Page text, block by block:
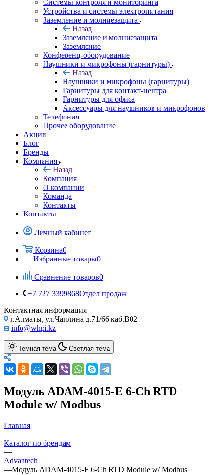
Системы контроля и мониторинга
Устройства и системы электропитания
Заземление и молниезащита
Назад
Заземление и молниезащита
Заземление
Конференц-оборудование
Наушники и микрофоны (гарнитуры)
Назад
Наушники и микрофоны (гарнитуры)
Гарнитуры для контакт-центра
Гарнитуры для офиса
Аксессуары для наушников и микрофонов
Телефония
Прочее оборудование
Акции
Блог
Бренды
Компания
Назад
Компания
О компании
Команда
Контакты
Контакты
Личный кабинет
Корзина0
Избранные товары0
Сравнение товаров0
+7 727 3399868Отдел продаж
Контактная информация
г.Алматы, ул.Чаплина д.71/66 каб.B02
info@whpi.kz
Темная тема Светлая тема
Модуль ADAM-4015-E 6-Ch RTD
Module w/ Modbus
Главная
—
Каталог по брендам
—
Advantech
—Модуль ADAM-4015-E 6-Ch RTD Module w/ Modbus